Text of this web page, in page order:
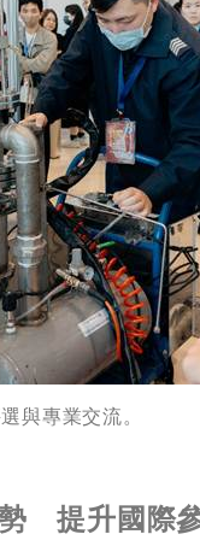
與專業交流。
提升國際